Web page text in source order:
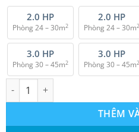
₫ 29.500.000.
2.0 HP
Phòng 24 – 30m2
2.0 HP
Phòng 24 – 30m2
3.0 HP
Phòng 30 – 45m2
3.0 HP
Phòng 30 – 45m2
Combo Multi Daikin 1 Dàn
THÊM